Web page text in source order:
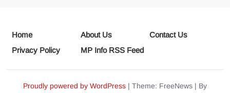
Home About Us
Contact Us
Privacy Policy
MP Info RSS Feed
Proudly powered by WordPress | Theme: FreeNews | By